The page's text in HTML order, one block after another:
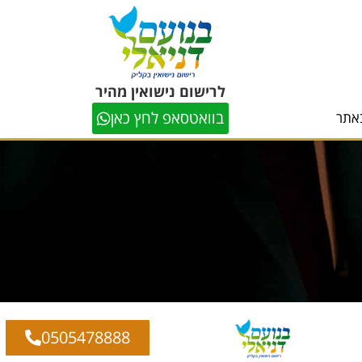
לרישום נישואין מהיר
בוואטסאפ לחץ כאן
0505478888